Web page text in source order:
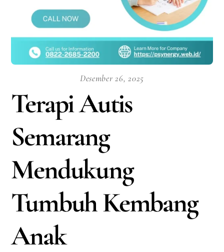
Desember 26, 2025
Terapi Autis
Semarang
Mendukung
Tumbuh Kembang
Anak